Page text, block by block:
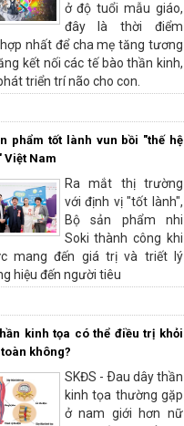
ở độ tuổi mẫu giáo,
đây là thời điểm
nhất để cha mẹ tăng tương
kết nối các tế bào thần kinh,
triển trí não cho con.
phẩm tốt lành vun bồi "thế hệ
Việt Nam
Ra mắt thị trường
với định vị "tốt lành",
Bộ sản phẩm nhi
Soki thành công khi
mang đến giá trị và triết lý
hiệu đến người tiêu
kinh tọa có thể điều trị khỏi
không?
SKĐS - Ðau dây thần
kinh tọa thường gặp
ở nam giới hơn nữ